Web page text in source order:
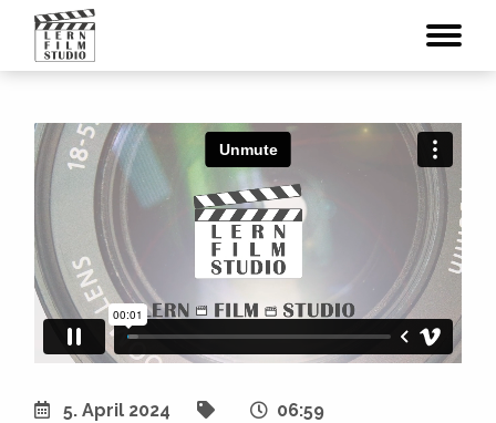
5. April 2024 06:59